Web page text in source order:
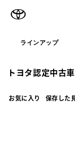
ラインアップ
トヨタ認定中古車
お気に入り 保存した